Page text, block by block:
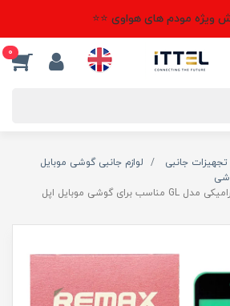
ویژه مودم های هواوی ⭐⭐
0
تجهیزات جانبی
لوازم جانبی گوشی موبایل
محافظ صفحه نمایش سرامیکی مدل GL مناسب برای گوشی موبایل اپل